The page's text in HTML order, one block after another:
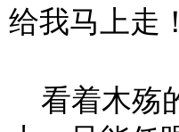
给我马上走
看着木殇